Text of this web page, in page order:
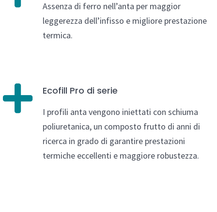
Assenza di ferro nell’anta per maggior
leggerezza dell’infisso e migliore prestazione
termica.
Ecofill Pro di serie
I profili anta vengono iniettati con schiuma
poliuretanica, un composto frutto di anni di
ricerca in grado di garantire prestazioni
termiche eccellenti e maggiore robustezza.